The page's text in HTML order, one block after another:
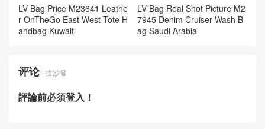
LV Bag Price M23641 Leathe
r OnTheGo East West Tote H
andbag Kuwait
LV Bag Real Shot Picture M2
7945 Denim Cruiser Wash B
ag Saudi Arabia
评论 搶沙發
評論前必須登入！